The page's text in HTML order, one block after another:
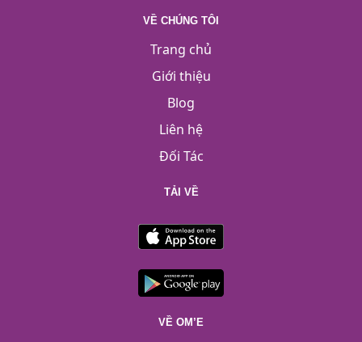
VỀ CHÚNG TÔI
Trang chủ
Giới thiệu
Blog
Liên hệ
Đối Tác
TẢI VỀ
VỀ OM’E